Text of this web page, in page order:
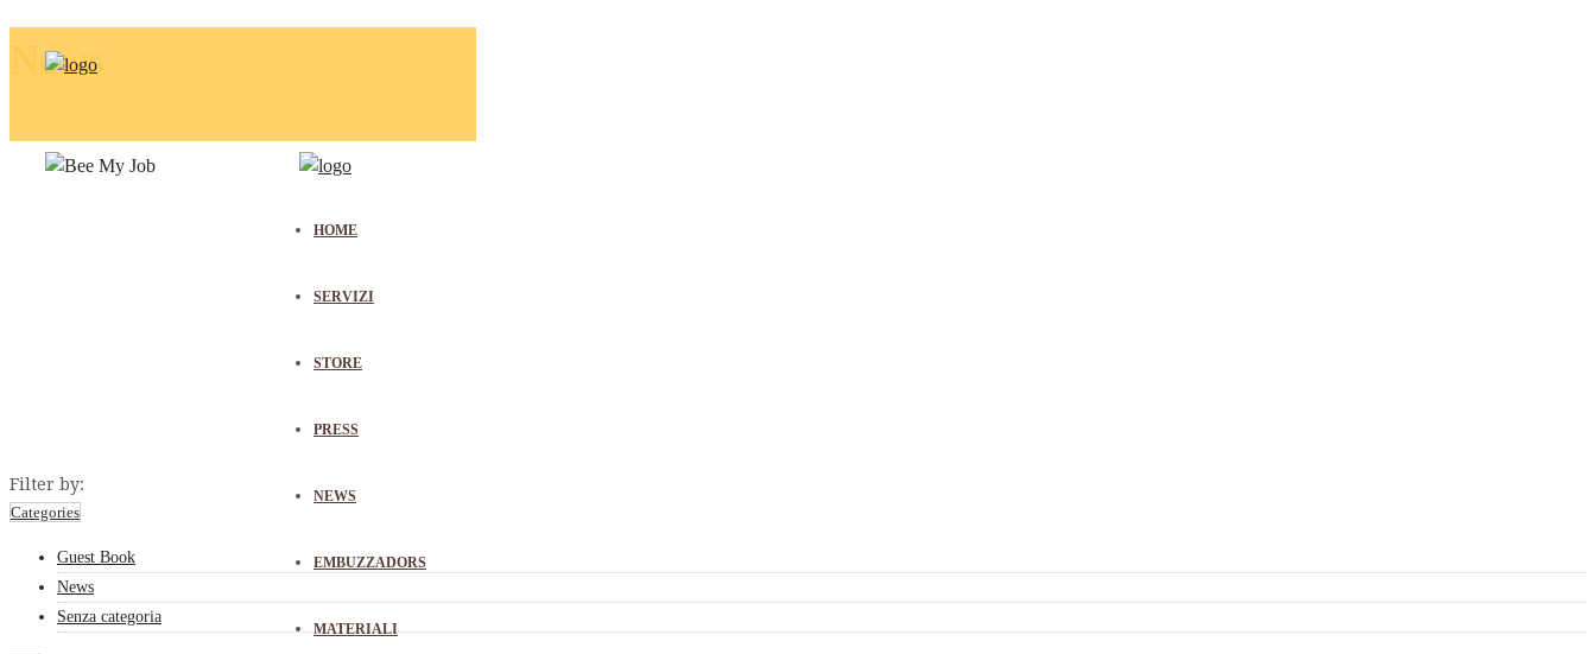
HOME
SERVIZI
STORE
PRESS
NEWS
EMBUZZADORS
MATERIALI
News
Filter by:
Categories
Guest Book
News
Senza categoria